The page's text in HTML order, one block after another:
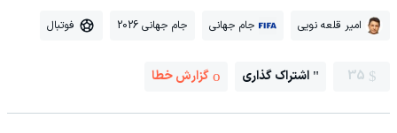
امیر قلعه نویی جام جهانی جام جهانی 2026 فوتبال
35 اشتراک گذاری گزارش خطا